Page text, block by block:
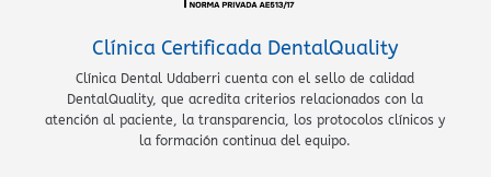
Clínica Certificada DentalQuality
Clínica Dental Udaberri cuenta con el sello de calidad
DentalQuality, que acredita criterios relacionados con la
atención al paciente, la transparencia, los protocolos clínicos y
la formación continua del equipo.